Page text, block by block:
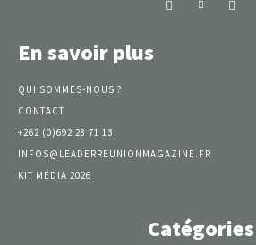
En savoir plus
QUI SOMMES-NOUS ?
CONTACT
+262 (0)692 28 71 13
INFOS@LEADERREUNIONMAGAZINE.FR
KIT MÉDIA 2026
Catégories